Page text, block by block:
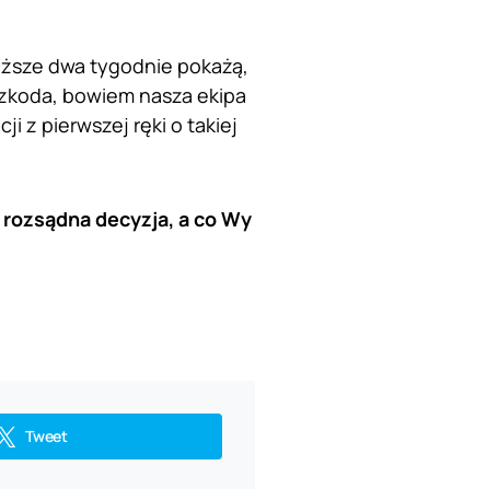
dwa tygodnie pokażą,
bowiem nasza ekipa
z pierwszej ręki o takiej
decyzja, a co Wy
Tweet